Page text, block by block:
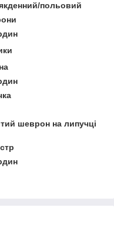
польовий
шеврон на липучці